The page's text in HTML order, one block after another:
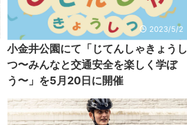
2023/5/2
小金井公園にて「じてんしゃきょうし
つ〜みんなと交通安全を楽しく学ぼ
う〜」を5月20日に開催